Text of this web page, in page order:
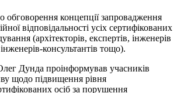
обговорення концепції запровадження
відповідальності усіх сертифікованих
(архітекторів, експертів, інженерів
консультантів тощо).
Дунда проінформував учасників
щодо підвищення рівня
осіб за порушення